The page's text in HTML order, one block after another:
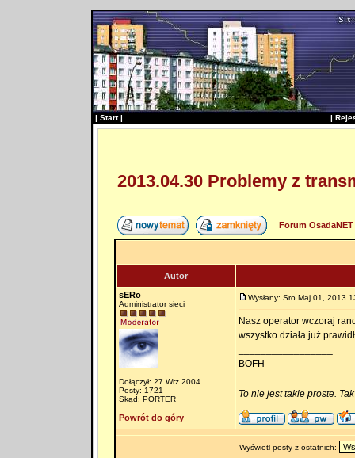
| Start| |
2013.04.30 Problemy z
Forum
Autor
sERo
Administrator sieci
Dołączył: 27 Wrz 2004
Posty: 1721
Skąd: PORTER
Wysłany: Sro Maj 01, 2013
Nasz operator wczoraj
wszystko działa już
BOFH
To nie jest takie proste.
Powrót do góry
Wyświetl posty z ostatnich: